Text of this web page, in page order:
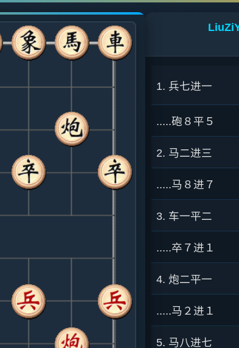
1. 兵七进一
.....砲８平５
2. 马二进三
.....马８进７
3. 车一平二
.....卒７进１
4. 炮二平一
.....马２进１
5. 马八进七